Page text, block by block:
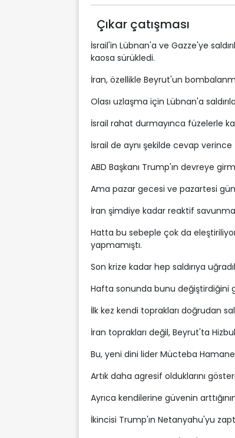
Çıkar çatışması
İsrail'in Lübnan'a ve Gazze'ye
kaosa sürükledi.
İran, özellikle Beyrut'un
Olası uzlaşma için Lübnan'a
İsrail rahat durmayınca füzelerle
İsrail de aynı şekilde cevap verince
ABD Başkanı Trump'ın devreye
Ama pazar gecesi ve pazartesi
İran şimdiye kadar reaktif
Hatta bu sebeple çok da
yapmamıştı.
Son krize kadar hep saldırıya
Hafta sonunda bunu değiştirdiğini
İlk kez kendi toprakları doğrudan
İran toprakları değil, Beyrut'ta
Bu, yeni dini lider Mücteba
Artık daha agresif olduklarını
Ayrıca kendilerine güvenin
İkincisi Trump'ın Netanyahu'yu